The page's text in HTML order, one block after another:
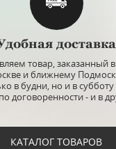
доставка
товар, заказанный
и ближнему
в будни, но и в
договоренности - и в
КАТАЛОГ ТОВАРОВ